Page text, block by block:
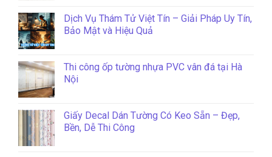
Dịch Vụ Thám Tử Việt Tín – Giải Pháp Uy Tín,
Bảo Mật và Hiệu Quả
Thi công ốp tường nhựa PVC vân đá tại Hà
Nội
Giấy Decal Dán Tường Có Keo Sẵn – Đẹp,
Bền, Dễ Thi Công